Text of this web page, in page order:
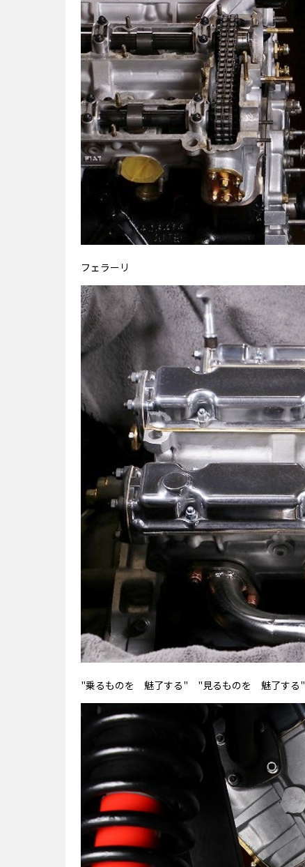
フェラーリ
"乗るものを 魅了する" "見るものを 魅了する"